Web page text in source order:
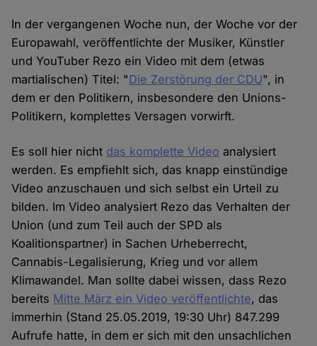
In der vergangenen Woche nun, der Woche vor der
Europawahl, veröffentlichte der Musiker, Künstler
und YouTuber Rezo ein Video mit dem (etwas
martialischen) Titel: "Die Zerstörung der CDU", in
dem er den Politikern, insbesondere den Unions-
Politikern, komplettes Versagen vorwirft.
Es soll hier nicht das komplette Video analysiert
werden. Es empfiehlt sich, das knapp einstündige
Video anzuschauen und sich selbst ein Urteil zu
bilden. Im Video analysiert Rezo das Verhalten der
Union (und zum Teil auch der SPD als
Koalitionspartner) in Sachen Urheberrecht,
Cannabis-Legalisierung, Krieg und vor allem
Klimawandel. Man sollte dabei wissen, dass Rezo
bereits Mitte März ein Video veröffentlichte, das
immerhin (Stand 25.05.2019, 19:30 Uhr) 847.299
Aufrufe hatte, in dem er sich mit den unsachlichen